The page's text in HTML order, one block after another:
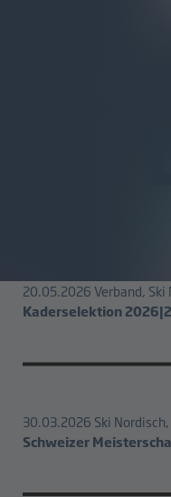
20.05.2026Verband, Ski
Kaderselektion
30.03.2026 Ski
Schweizer